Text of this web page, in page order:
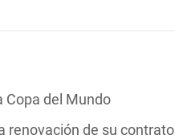
Copa del Mundo
renovación de su contrato